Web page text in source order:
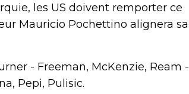
les US doivent remporter ce
Mauricio Pochettino alignera sa
- Freeman, McKenzie, Ream -
Pepi, Pulisic.